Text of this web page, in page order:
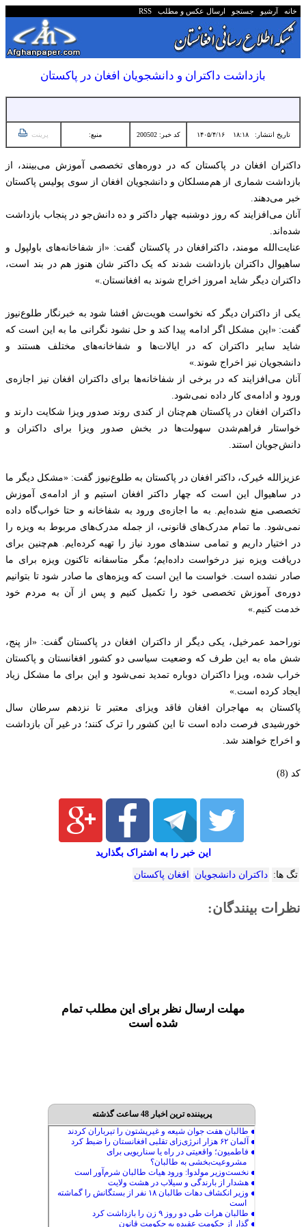
خانه آرشیو جستجو ارسال عکس و مطلب RSS
بازداشت داکتران و دانشجویان افغان در پاکستان
تاریخ انتشار:۱۸:۱۸ ۱۴۰۵/۴/۱۶ کد خبر: 200502 منبع: پرینت
داکتران افغان در پاکستان که در دوره‌های تخصصی آموزش می‌بینند، از
بازداشت شماری از هم‌مسلکان و دانشجویان افغان از سوی پولیس پاکستان
خبر می‌دهند.
آنان می‌افزایند که روز دوشنبه چهار داکتر و ده دانش‌جو در پنجاب بازداشت
شده‌اند.
عنایت‌الله مومند، داکترافغان در پاکستان گفت: «از شفاخانه‌های باولپول و
ساهیوال داکتران بازداشت شدند که یک داکتر شان هنوز هم در بند است،
داکتران دیگر شاید امروز اخراج شوند به افغانستان.»
یکی از داکتران دیگر که نخواست هویت‌ش افشا شود به خبرنگار طلوع‌نیوز
گفت: «این مشکل اگر ادامه پیدا کند و حل نشود نگرانی ما به این است که
شاید سایر داکتران که در ایالات‌ها و شفاخانه‌های مختلف هستند و
دانشجویان نیز اخراج شوند.»
آنان می‌افزایند که در برخی از شفاخانه‌ها برای داکتران افغان نیز اجازه‌ی
ورود و ادامه‌ی کار داده نمی‌شود.
داکتران افغان در پاکستان هم‌چنان از کندی روند صدور ویزا شکایت دارند و
خواستار فراهم‌شدن سهولت‌ها در بخش صدور ویزا برای داکتران و
دانش‌جویان استند.
عزيزالله ځيرک، داکتر افغان در پاکستان به طلوع‌نیوز گفت: «مشکل دیگر ما
در ساهیوال این است که چهار داکتر افغان استیم و از ادامه‌ی آموزش
تخصصی منع شده‌ایم. به ما اجازه‌ی ورود به شفاخانه و حتا خواب‌گاه داده
نمی‌شود. ما تمام مدرک‌های قانونی، از جمله مدرک‌های مربوط به ویزه را
در اختیار داریم و تمامی سندهای مورد نیاز را تهیه کرده‌ایم. هم‌چنین برای
دریافت ویزه نیز درخواست داده‌ایم؛ مگر متاسفانه تاکنون ویزه برای ما
صادر نشده است. خواست ما این است که ویزه‌های ما صادر شود تا بتوانیم
دوره‌ی آموزش تخصصی خود را تکمیل کنیم و پس از آن به مردم خود
خدمت کنیم.»
نوراحمد عمرخیل، یکی دیگر از داکتران افغان در پاکستان گفت: «از پنج،
شش ماه به این طرف که وضعیت سیاسی دو کشور افغانستان و پاکستان
خراب شده، ویزا داکتران دوباره تمدید نمی‌شود و این برای ما مشکل زیاد
ایجاد کرده است.»
پاکستان به مهاجران افغان فاقد ویزای معتبر تا نزدهم سرطان سال
خورشیدی فرصت داده است تا این کشور را ترک کنند؛ در غیر آن بازداشت
و اخراج خواهند شد.
کد (8)
این خبر را به اشتراک بگذارید
تگ ها: داکتران دانشجویان افغان پاکستان
نظرات بینندگان:
مهلت ارسال نظر برای این مطلب تمام
شده است
پربیننده ترین اخبار 48 ساعت گذشته